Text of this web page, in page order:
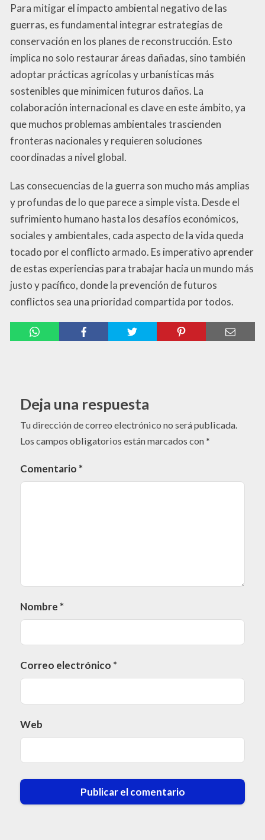
Para mitigar el impacto ambiental negativo de las
guerras, es fundamental integrar estrategias de
conservación en los planes de reconstrucción. Esto
implica no solo restaurar áreas dañadas, sino también
adoptar prácticas agrícolas y urbanísticas más
sostenibles que minimicen futuros daños. La
colaboración internacional es clave en este ámbito, ya
que muchos problemas ambientales trascienden
fronteras nacionales y requieren soluciones
coordinadas a nivel global.
Las consecuencias de la guerra son mucho más amplias
y profundas de lo que parece a simple vista. Desde el
sufrimiento humano hasta los desafíos económicos,
sociales y ambientales, cada aspecto de la vida queda
tocado por el conflicto armado. Es imperativo aprender
de estas experiencias para trabajar hacia un mundo más
justo y pacífico, donde la prevención de futuros
conflictos sea una prioridad compartida por todos.
Deja una respuesta
Tu dirección de correo electrónico no será publicada.
Los campos obligatorios están marcados con*
Comentario *
Nombre *
Correo electrónico *
Web